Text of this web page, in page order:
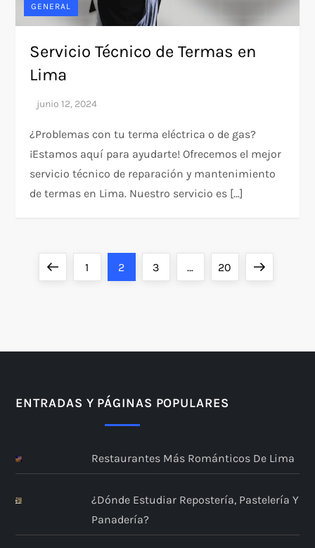
GENERAL
Servicio Técnico de Termas en
Lima
¿Problemas con tu terma eléctrica o de gas?
¡Estamos aquí para ayudarte! Ofrecemos el mejor
servicio técnico de reparación y mantenimiento
de termas en Lima. Nuestro servicio es […]
n
c
i
ó
PáginaPágina
1 Página
2 Página
3 … Página
20 Siguiente
ENTRADAS Y PÁGINAS POPULARES
Restaurantes Más Románticos De Lima
¿Dónde Estudiar Repostería, Pastelería Y
Panadería?